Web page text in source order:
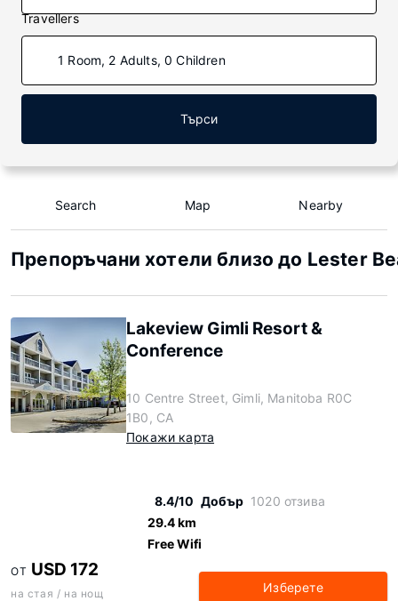
Travellers
1 Room, 2 Adults, 0 Children
Търси
Search Map Nearby
Препоръчани хотели близо до Lester
Lakeview Gimli Resort &
Conference
10 Centre Street, Gimli, Manitoba R0C
1B0, CA
Покажи карта
8.4/10 Добър 1020 отзива
29.4 km
Free Wifi
ОТ USD 172
на стая / на нощ Изберете